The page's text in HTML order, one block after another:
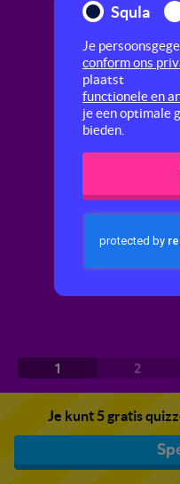
1 2
Je kunt 5 gratis
Squla
Je
conform ons
plaatst
functionele en
je een optimale
bieden.